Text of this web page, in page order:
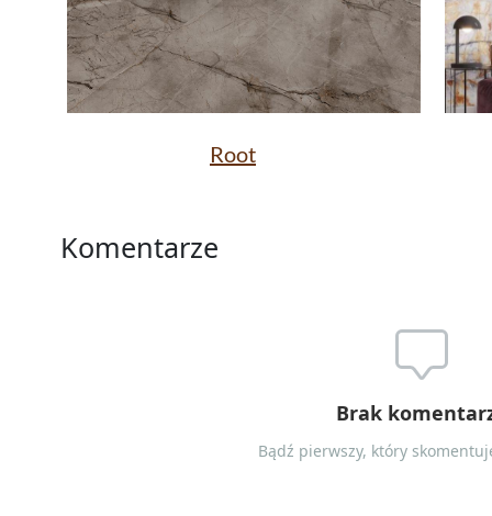
Root
Komentarze
Brak
Bądź pierwszy, który